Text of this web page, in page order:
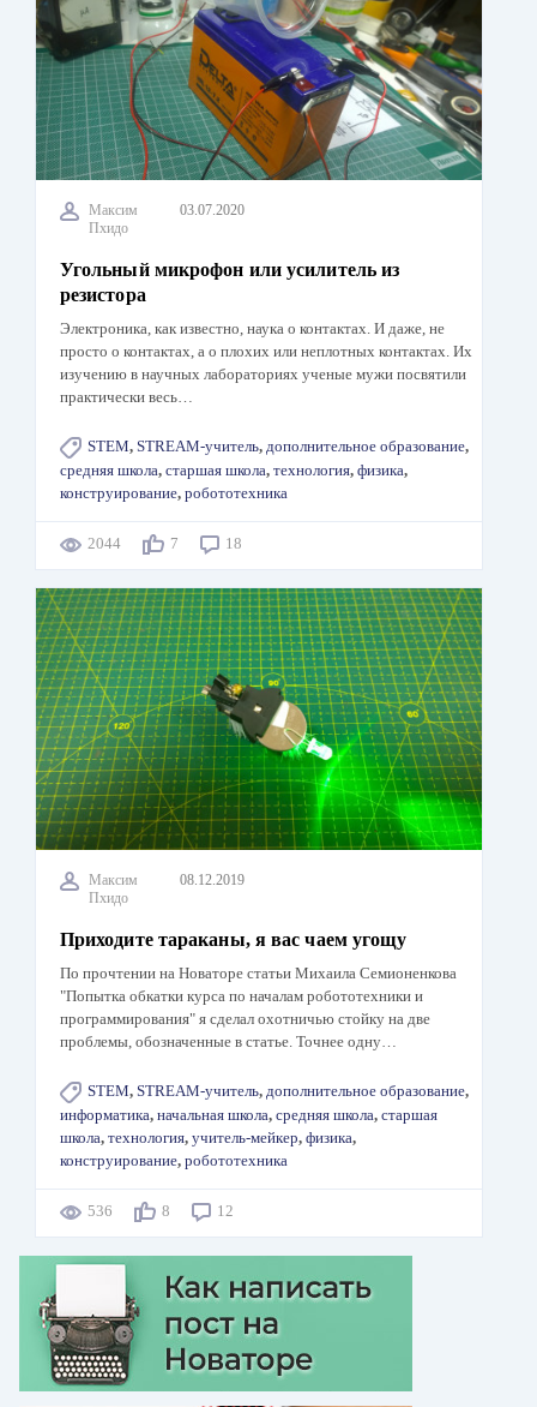
Максим
Пхидо
03.07.2020
Угольный микрофон или усилитель из
резистора
Электроника, как известно, наука о контактах. И даже, не
просто о контактах, а о плохих или неплотных контактах. Их
изучению в научных лабораториях ученые мужи посвятили
практически весь…
STEM, STREAM-учитель, дополнительное образование,
средняя школа, старшая школа, технология, физика,
конструирование, робототехника
2044 7 18
Максим
Пхидо
08.12.2019
Приходите тараканы, я вас чаем угощу
По прочтении на Новаторе статьи Михаила Семионенкова
"Попытка обкатки курса по началам робототехники и
программирования" я сделал охотничью стойку на две
проблемы, обозначенные в статье. Точнее одну…
STEM, STREAM-учитель, дополнительное образование,
информатика, начальная школа, средняя школа, старшая
школа, технология, учитель-мейкер, физика,
конструирование, робототехника
536 8 12